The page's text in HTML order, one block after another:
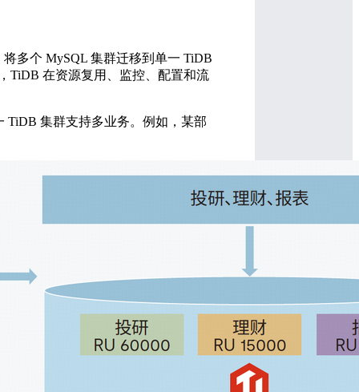
多个 MySQL 集群迁移到单一 TiDB
TiDB 在资源复用、监控、配置和流
TiDB 集群支持多业务。例如，某部